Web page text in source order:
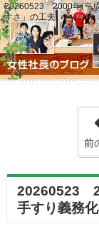
20260523 2000年(平成
すさ」の工夫
前
20260523
手すり義務